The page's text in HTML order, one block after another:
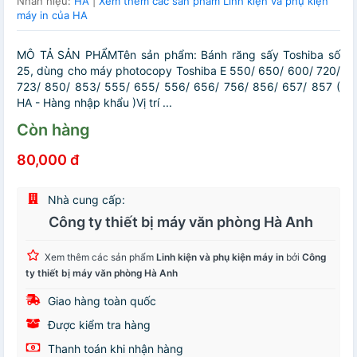
máy in của HA
MÔ TẢ SẢN PHẨMTên sản phẩm: Bánh răng sấy Toshiba số
25, dùng cho máy photocopy Toshiba E 550/ 650/ 600/ 720/
723/ 850/ 853/ 555/ 655/ 556/ 656/ 756/ 856/ 657/ 857 (
HA - Hàng nhập khẩu )Vị trí ...
Còn hàng
80,000 đ
Nhà cung cấp:
Công ty thiết bị máy văn phòng Hà Anh
Xem thêm các sản phẩm Linh kiện và phụ kiện máy in bởi Công
ty thiết bị máy văn phòng Hà Anh
Giao hàng toàn quốc
Được kiểm tra hàng
Thanh toán khi nhận hàng